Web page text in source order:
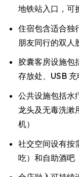
地铁站入口，可
住宿包含适合独
朋友同行的双人
胶囊客房设施包
存放处、USB
公共设施包括水
龙头及无毒洗漱
机）
社交空间设有按
吃）和自助酒吧